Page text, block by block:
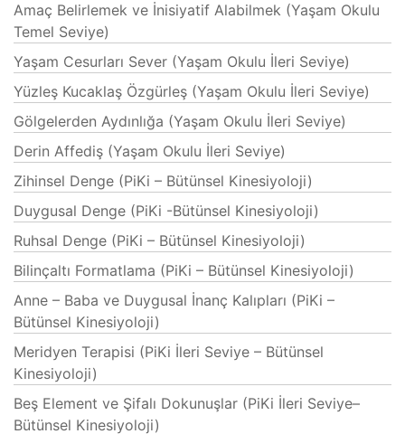
Amaç Belirlemek ve İnisiyatif Alabilmek (Yaşam Okulu
Temel Seviye)
Yaşam Cesurları Sever (Yaşam Okulu İleri Seviye)
Yüzleş Kucaklaş Özgürleş (Yaşam Okulu İleri Seviye)
Gölgelerden Aydınlığa (Yaşam Okulu İleri Seviye)
Derin Affediş (Yaşam Okulu İleri Seviye)
Zihinsel Denge (PiKi – Bütünsel Kinesiyoloji)
Duygusal Denge (PiKi -Bütünsel Kinesiyoloji)
Ruhsal Denge (PiKi – Bütünsel Kinesiyoloji)
Bilinçaltı Formatlama (PiKi – Bütünsel Kinesiyoloji)
Anne – Baba ve Duygusal İnanç Kalıpları (PiKi –
Bütünsel Kinesiyoloji)
Meridyen Terapisi (PiKi İleri Seviye – Bütünsel
Kinesiyoloji)
Beş Element ve Şifalı Dokunuşlar (PiKi İleri Seviye–
Bütünsel Kinesiyoloji)